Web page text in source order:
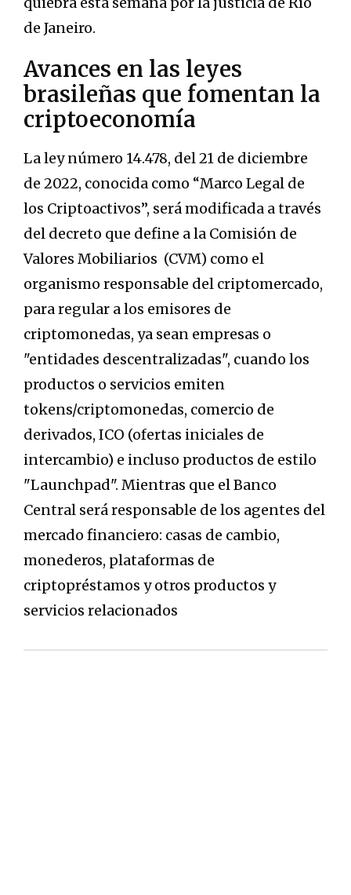
de Janeiro.
Avances en las leyes
brasileñas que fomentan la
criptoeconomía
La ley número 14.478, del 21 de diciembre
de 2022, conocida como “Marco Legal de
los Criptoactivos”, será modificada a través
del decreto que define a la Comisión de
Valores Mobiliarios (CVM) como el
organismo responsable del criptomercado,
para regular a los emisores de
criptomonedas, ya sean empresas o
"entidades descentralizadas", cuando los
productos o servicios emiten
tokens/criptomonedas, comercio de
derivados, ICO (ofertas iniciales de
intercambio) e incluso productos de estilo
"Launchpad". Mientras que el Banco
Central será responsable de los agentes del
mercado financiero: casas de cambio,
monederos, plataformas de
criptopréstamos y otros productos y
servicios relacionados